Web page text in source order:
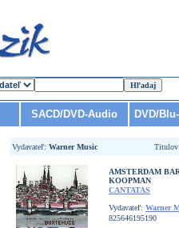
SACD/DVD-Audio DVD/
Vydavateľ: Warner Music
AMSTERDAM
KOOPMAN
CANTATAS
Vydavateľ: Warner
825646195190